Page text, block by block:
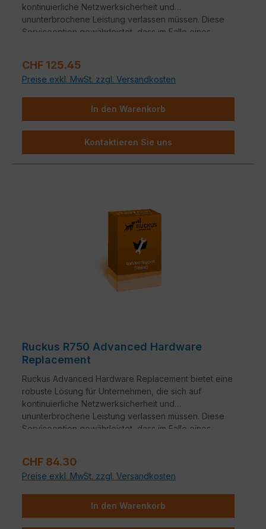
kontinuierliche Netzwerksicherheit und
ununterbrochene Leistung verlassen müssen. Diese
Serviceoption gewährleistet, dass im Falle eines
Verkaufspreis:
CHF 125.45
Preise exkl. MwSt. zzgl. Versandkosten
In den Warenkorb
Kontaktieren Sie uns
Ruckus R750 Advanced Hardware
Replacement
Ruckus Advanced Hardware Replacement bietet eine
robuste Lösung für Unternehmen, die sich auf
kontinuierliche Netzwerksicherheit und
ununterbrochene Leistung verlassen müssen. Diese
Serviceoption gewährleistet, dass im Falle eines
Verkaufspreis:
CHF 84.30
Preise exkl. MwSt. zzgl. Versandkosten
In den Warenkorb